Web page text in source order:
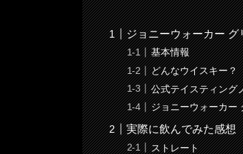
ジョニーウォーカー
基本情報
どんなウイスキー？
公式テイスティング
ジョニーウォーカー
実際に飲んでみた感想
ストレート